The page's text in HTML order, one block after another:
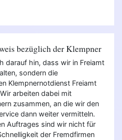
bezüglich der Klempner
darauf hin, dass wir in Freiamt
sondern die
Klempnernotdienst Freiamt
arbeiten dabei mit
zusammen, an die wir den
dann weiter vermitteln.
Auftrages sind wir nicht für
der Fremdfirmen